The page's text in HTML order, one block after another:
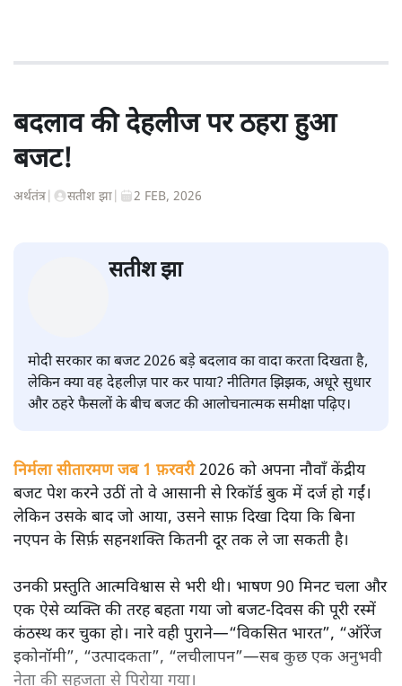
बदलाव की देहलीज पर ठहरा हुआ
बजट!
अर्थतंत्र सतीश झा 2 FEB, 2026
सतीश झा
मोदी सरकार का बजट 2026 बड़े बदलाव का वादा करता दिखता है,
और ठहरे फैसलों के बीच बजट की आलोचनात्मक समीक्षा पढ़िए।